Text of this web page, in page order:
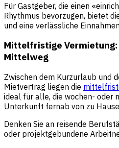
Für Gastgeber, die einen
Rhythmus bevorzugen, bietet
und eine verlässliche
Mittelfristige
Mittelweg
Zwischen dem Kurzurlaub und
Mietvertrag liegen die
ideal für alle, die wochen- oder
Unterkunft fernab von zu
Denken Sie an reisende
oder projektgebundene